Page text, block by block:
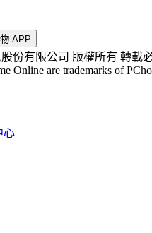
APP
份有限公司 版權所有 轉載
Online are trademarks of
心